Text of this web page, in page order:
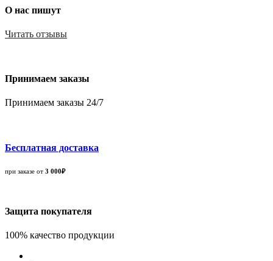
О нас пишут
Читать отзывы
Принимаем заказы
Принимаем заказы 24/7
Бесплатная доставка
при заказе от 3 000₽
Защита покупателя
100% качество продукции